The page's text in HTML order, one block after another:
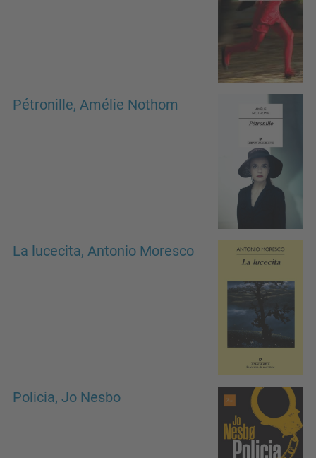
Pétronille, Amélie Nothom
La lucecita, Antonio Moresco
Policia, Jo Nesbo